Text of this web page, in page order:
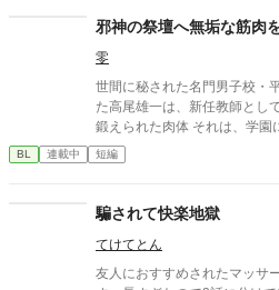
邪神の祭壇へ無垢な筋肉
零
世間に秘された名門男子校・平坂学園体育
た高尾雄一は、新任教師として赴任する 高潔な
鍛えられた肉体 それは、学園にとって最高の生贄の候補に他なら
なかった 至高の筋肉を持つ、精神を削られ意志をなくした青年を
太古の神に捧げるため、“水”、
校で繰り広げられるダークフ
BL 連載中 短編
騙されて快楽地獄
てけてとん
友人におすすめされたマッサ